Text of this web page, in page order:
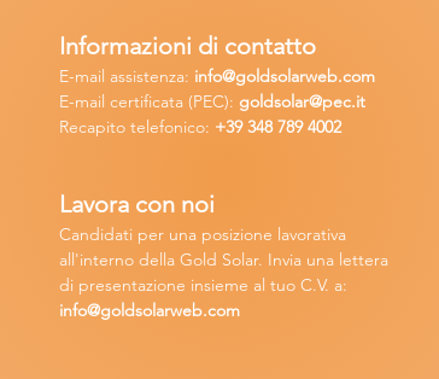
Lavora con noi
Candidati per una posizione lavorativa
all'interno della Gold Solar. Invia una lettera
di presentazione insieme al tuo C.V. a:
info@goldsolarweb.com
Informazioni di contatto
E-mail assistenza: info@goldsolarweb.com
E-mail certificata (PEC): goldsolar@pec.it
Recapito telefonico: +39 348789 4002